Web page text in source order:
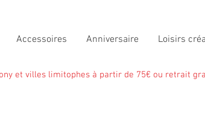
Accessoires Anniversaire Loisirs
et villes limitophes à partir de 75€ ou retrait